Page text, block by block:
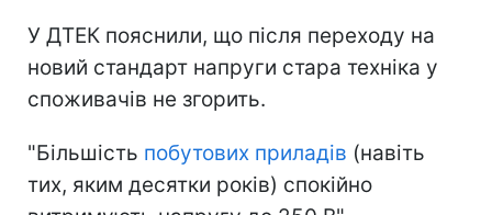
У ДТЕК пояснили, що після переходу на
новий стандарт напруги стара техніка у
споживачів не згорить.
"Більшість побутових приладів (навіть
тих, яким десятки років) спокійно